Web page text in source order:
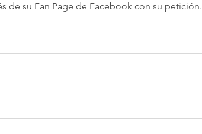
de su Fan Page de Facebook con su petición.